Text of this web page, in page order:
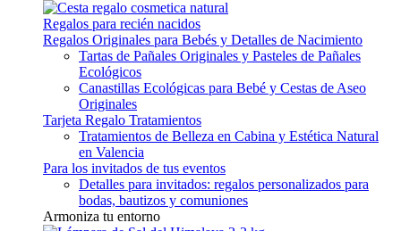
Regalos para recién nacidos
Regalos Originales para Bebés y Detalles de Nacimiento
Tartas de Pañales Originales y Pasteles de Pañales
Ecológicos
Canastillas Ecológicas para Bebé y Cestas de Aseo
Originales
Tarjeta Regalo Tratamientos
Tratamientos de Belleza en Cabina y Estética Natural
en Valencia
Para los invitados de tus eventos
Detalles para invitados: regalos personalizados para
bodas, bautizos y comuniones
Armoniza tu entorno